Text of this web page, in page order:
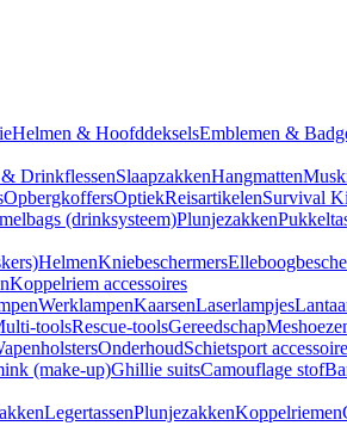
Helmen & HoofddekselsEmblemen &
DrinkflessenSlaapzakkenHangmatten
OpbergkoffersOptiekReisartikelenSurvival
(drinksysteem)Plunjezakken
HelmenKniebeschermers
Koppelriem accessoires
WerklampenKaarsenLaserlampjes
toolsRescue-toolsGereedschap
OnderhoudSchietsport
(make-up)Ghillie suitsCamouflage stof
LegertassenPlunjezakkenKoppelriemen